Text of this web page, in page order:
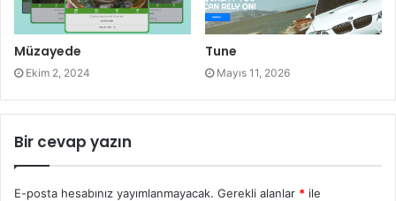
Müzayede
Ekim 2, 2024
Tune
Mayıs 11, 2026
Bir cevap yazın
E-posta hesabınız yayımlanmayacak. Gerekli alanlar * ile